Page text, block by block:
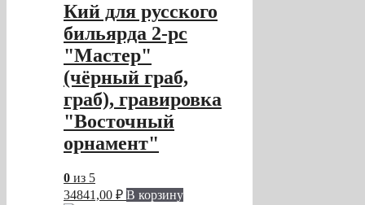
Кий для русского
бильярда 2-pc
"Мастер"
(чёрный граб,
граб), гравировка
"Восточный
орнамент"
0 из 5
34841,00 ₽ В корзину